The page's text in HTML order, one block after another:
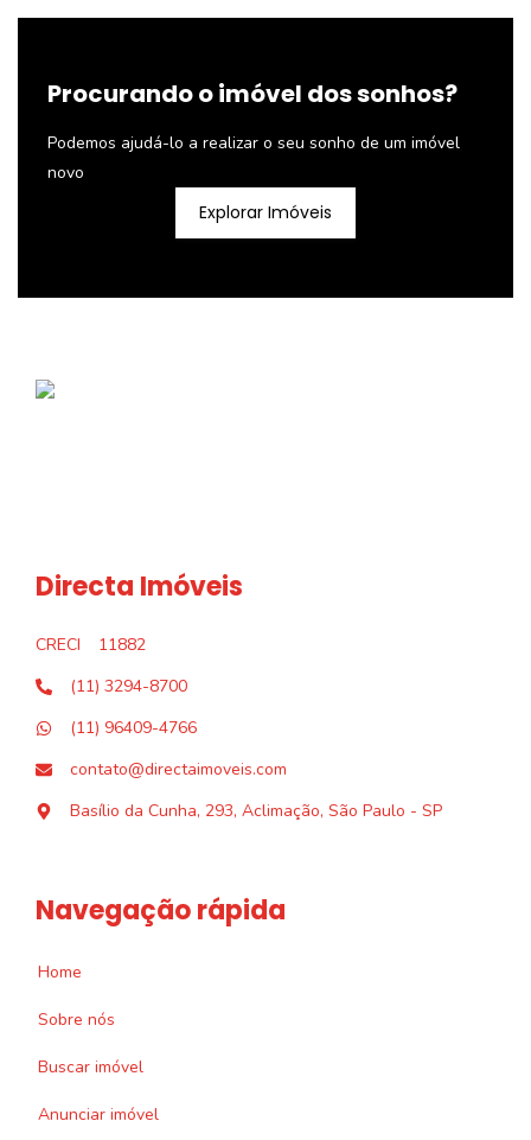
Procurando o imóvel dos sonhos?
Podemos ajudá-lo a realizar o seu sonho de um imóvel
novo
Explorar Imóveis
Directa Imóveis
CRECI
11882
(11) 3294-8700
(11) 96409-4766
contato@directaimoveis.com
Basílio da Cunha, 293, Aclimação, São Paulo - SP
Navegação rápida
Home
Sobre nós
Buscar imóvel
Anunciar imóvel